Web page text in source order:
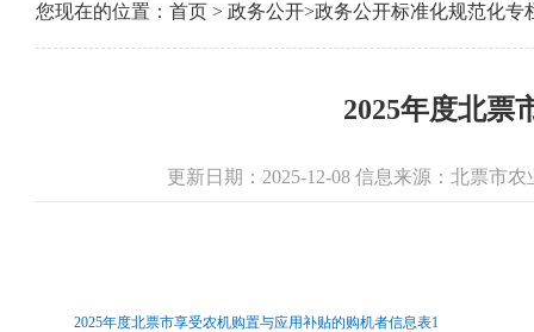
您现在的位置： 首页 > 政务公开>政务公开标准化规范化专
2025年度北票
更新日期：2025-12-08 信息来源：北票市
2025年度北票市享受农机购置与应用补贴的购机者信息表1